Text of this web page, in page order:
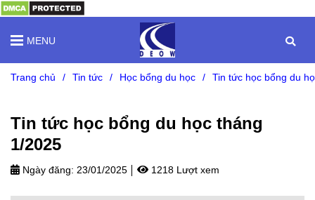
MENU
Trang chủ / Tin tức / Học bổng du học / Tin tức học bổng du
Tin tức học bổng du học tháng
1/2025
Ngày đăng: 23/01/2025 1218 Lượt xem